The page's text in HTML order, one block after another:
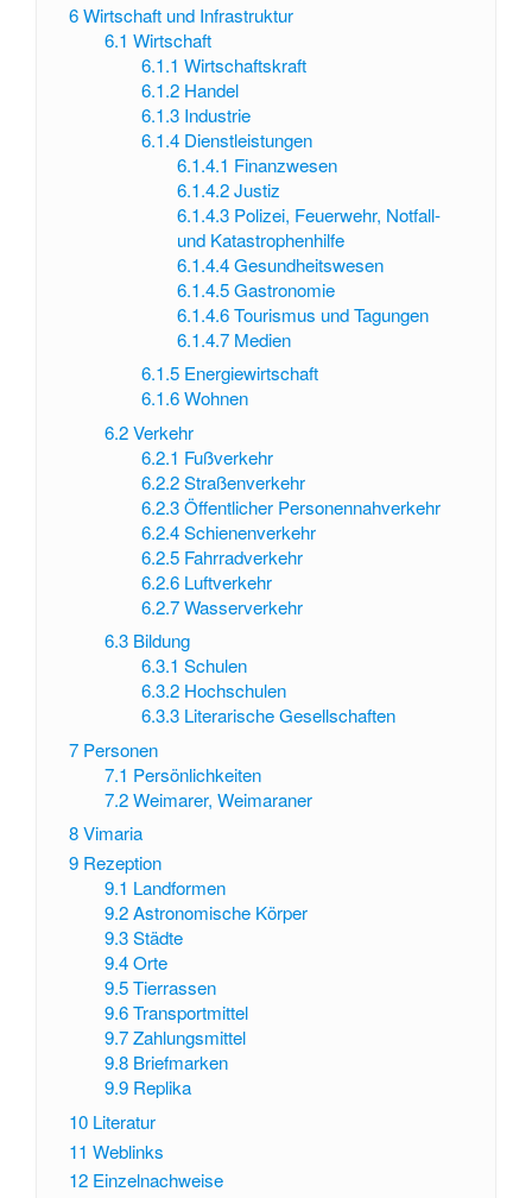
6Wirtschaft und Infrastruktur
6.1 Wirtschaft
6.1.1 Wirtschaftskraft
6.1.2 Handel
6.1.3 Industrie
6.1.4 Dienstleistungen
6.1.4.1 Finanzwesen
6.1.4.2Justiz
6.1.4.3 Polizei, Feuerwehr, Notfall-
und Katastrophenhilfe
6.1.4.4Gesundheitswesen
6.1.4.5Gastronomie
6.1.4.6Tourismus und Tagungen
6.1.4.7 Medien
6.1.5 Energiewirtschaft
6.1.6 Wohnen
6.2 Verkehr
6.2.1 Fußverkehr
6.2.2 Straßenverkehr
6.2.3 Öffentlicher Personennahverkehr
6.2.4 Schienenverkehr
6.2.5 Fahrradverkehr
6.2.6 Luftverkehr
6.2.7 Wasserverkehr
6.3 Bildung
6.3.1 Schulen
6.3.2 Hochschulen
6.3.3 Literarische Gesellschaften
7 Personen
7.1 Persönlichkeiten
7.2 Weimarer, Weimaraner
8Vimaria
9 Rezeption
9.1 Landformen
9.2 Astronomische Körper
9.3 Städte
9.4 Orte
9.5 Tierrassen
9.6 Transportmittel
9.7 Zahlungsmittel
9.8 Briefmarken
9.9 Replika
10 Literatur
11 Weblinks
12 Einzelnachweise